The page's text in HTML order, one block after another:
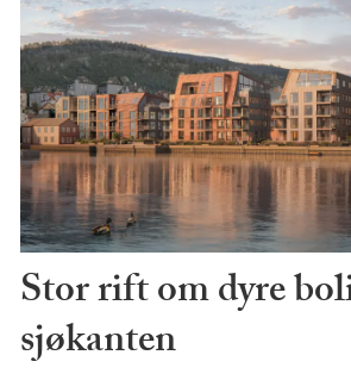
Stor rift om dyre
sjøkanten